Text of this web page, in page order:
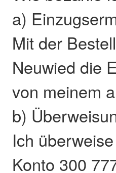
a)
Mit der
Neuwied die
von meinem
b)
Ich
Konto 300